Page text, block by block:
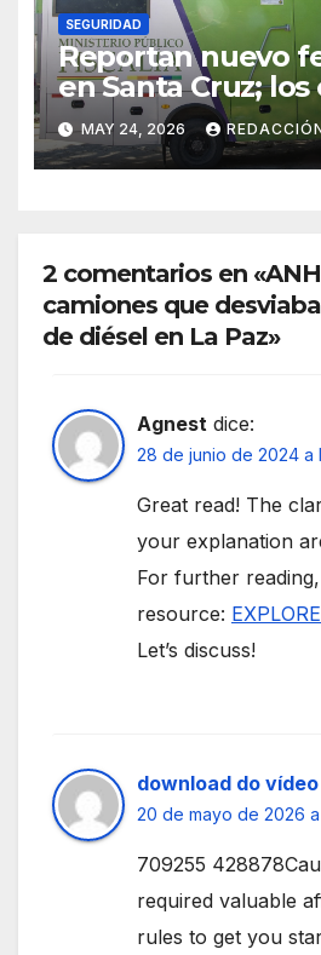
SEGURIDAD
Reportan nuevo
en Santa Cruz; los
elevan a 33 en el
MAY 24, 2026
2 comentarios en
camiones que
de diésel en La Paz»
Agnest dice:
28 de junio de 2024 a
Great read! The
your explanation
For further
resource:
Let’s discuss!
download do vídeo
20 de mayo de 2026 a
709255
required valuable
rules to get you